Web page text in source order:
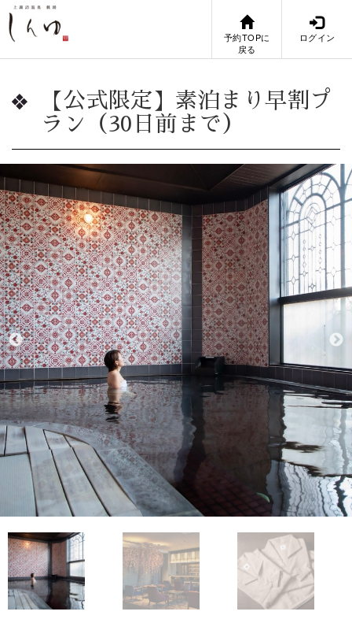
予約TOPに
戻る
ログイン
【公式限定】素泊まり早割プ
ラン（30日前まで）